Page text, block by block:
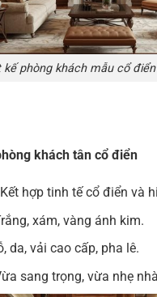
kế phòng khách mẫu cổ
khách tân cổ điển
Kết hợp tinh tế cổ điển và
xám, vàng ánh kim.
da, vải cao cấp, pha lê.
sang trọng, vừa nhẹ